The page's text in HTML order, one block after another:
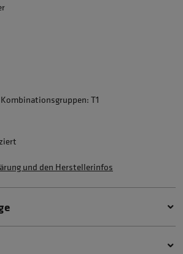
Kombinationsgruppen: T1
und den Herstellerinfos